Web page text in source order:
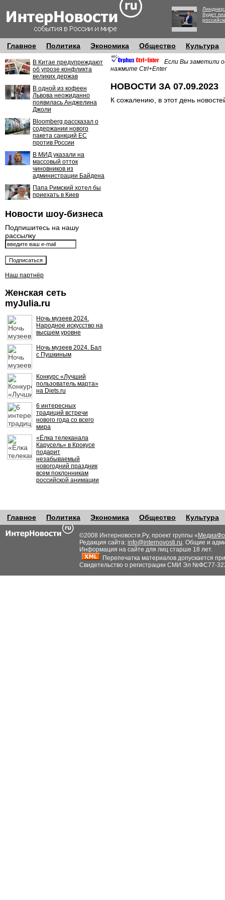
будет
Главное Политика Экономика Общество Культура
В Китае предупреждают
об угрозе конфликта
великих держав
В одной из кофеен
Львова неожиданно
появилась Анджелина
Джоли
Bloomberg рассказал о
содержании нового
пакета санкций ЕС
против России
В МИД указали на
массовый отток
чиновников из
администрации Байдена
Папа Римский хотел бы
приехать в Киев
Новости шоу-бизнеса
Подпишитесь на нашу
рассылку
Наш партнёр
Женская сеть
myJulia.ru
Ночь музеев 2024.
Народное искусство на
высшем уровне
Ночь музеев 2024. Бал
с Пушкиным
Конкурс «Лучший
пользователь марта»
на Diets.ru
6 интересных
традиций встречи
нового года со всего
мира
«Ёлка телеканала
Карусель» в Крокусе
подарит
незабываемый
новогодний праздник
всем поклонникам
российской анимации
Если Вы заметили
нажмите Ctrl+Enter
НОВОСТИ ЗА 07.09.2023
К сожалению, в этот день
Главное Политика Экономика Общество Культура
©2008 Интерновости.Ру, проект группы «
Редакция сайта: info@internovosti.ru. Общие и
Информация на сайте для лиц старше 18 лет.
Перепечатка материалов допускается
Свидетельство о регистрации СМИ Эл №ФС77-